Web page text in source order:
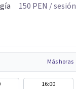
150 PEN / sesión
Más horas
16:00